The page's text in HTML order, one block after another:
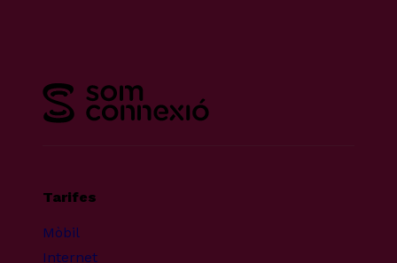
Tarifes
Mòbil
Internet